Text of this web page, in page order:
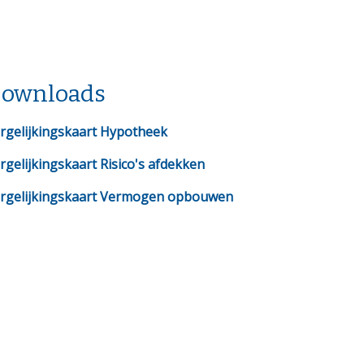
Hypotheek
Risico's afdekken
Vermogen opbouwen